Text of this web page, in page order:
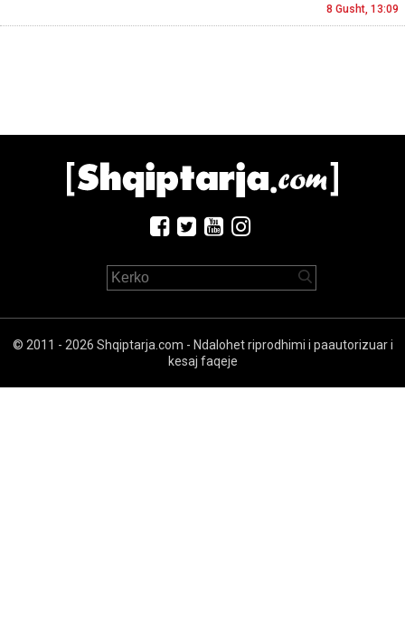
8 Gusht, 13:09
© 2011 - 2026 Shqiptarja.com - Ndalohet riprodhimi i paautorizuar i
kesaj faqeje